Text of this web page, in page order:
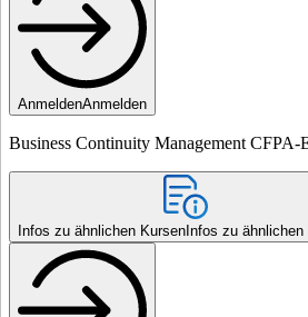
AnmeldenAnmelden
Business Continuity Management CFPA-
Infos zu ähnlichen Kursen Infos zu